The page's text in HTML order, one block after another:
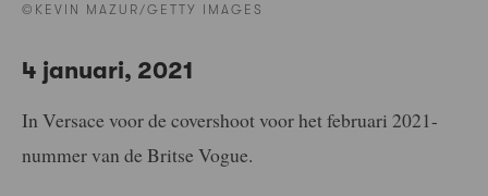
©KEVIN MAZUR/GETTY IMAGES
4 januari, 2021
In Versace voor de covershoot voor het februari 2021-
nummer van de Britse Vogue.